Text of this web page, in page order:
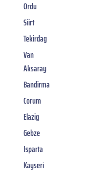
Ordu
Siirt
Tekirdag
Van
Aksaray
Bandirma
Corum
Elazig
Gebze
Isparta
Kayseri